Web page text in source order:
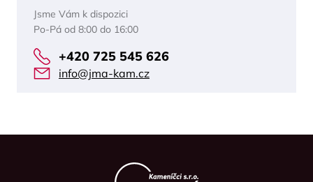
Jsme Vám k dispozici
Po-Pá od 8:00 do 16:00
+420 725 545 626
info@jma-kam.cz